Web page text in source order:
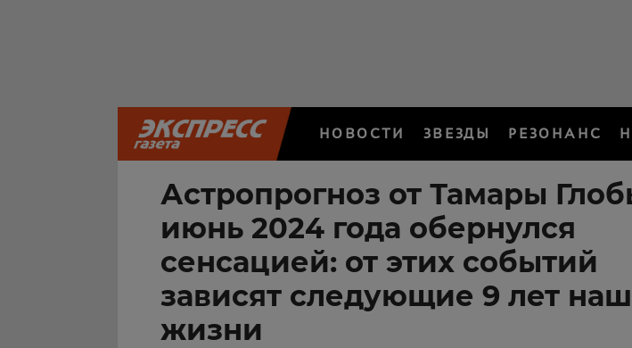
НОВОСТИ ЗВЕЗДЫ РЕЗОНАНС
Астропрогноз от Тамары
июнь 2024 года обернулся
сенсацией: от этих событий
зависят следующие 9 лет
жизни